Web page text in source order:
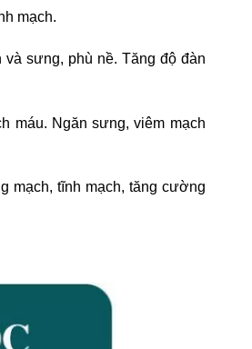
mạch.
sưng, phù nề. Tăng độ đàn
máu. Ngăn sưng, viêm mạch
mạch, tĩnh mạch, tăng cường